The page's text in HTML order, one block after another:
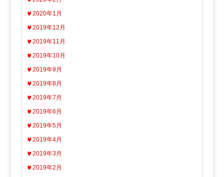
2020年1月
2019年12月
2019年11月
2019年10月
2019年9月
2019年8月
2019年7月
2019年6月
2019年5月
2019年4月
2019年3月
2019年2月